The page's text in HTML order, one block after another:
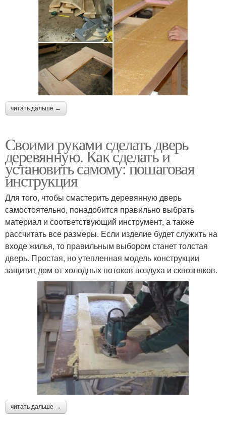
читать дальше →
Своими руками сделать дверь
деревянную. Как сделать и
установить самому: пошаговая
инструкция
Для того, чтобы смастерить деревянную дверь
самостоятельно, понадобится правильно выбрать
материал и соответствующий инструмент, а также
рассчитать все размеры. Если изделие будет служить на
входе жилья, то правильным выбором станет толстая
дверь. Простая, но утепленная модель конструкции
защитит дом от холодных потоков воздуха и сквозняков.
читать дальше →